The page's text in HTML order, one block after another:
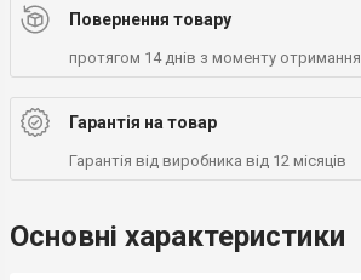
Повернення товару
протягом 14 днів з моменту отримання
Гарантія на товар
Гарантія від виробника від 12 місяців
Основні характеристики